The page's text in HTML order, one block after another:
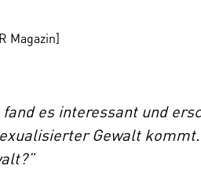
Magazin]
fand es interessant und
Gewalt